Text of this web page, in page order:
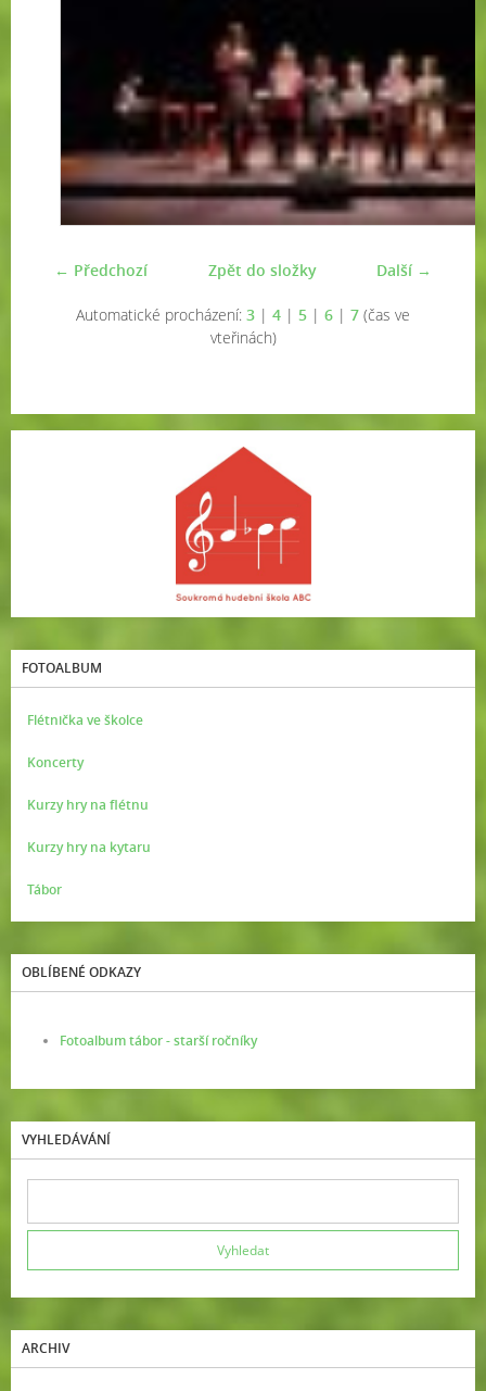
← Předchozí Další →
Zpět do složky
Automatické procházení: 3 | 4 | 5 | 6 | 7 (čas ve
vteřinách)
FOTOALBUM
Flétnička ve školce
Koncerty
Kurzy hry na flétnu
Kurzy hry na kytaru
Tábor
OBLÍBENÉ ODKAZY
Fotoalbum tábor - starší ročníky
VYHLEDÁVÁNÍ
ARCHIV